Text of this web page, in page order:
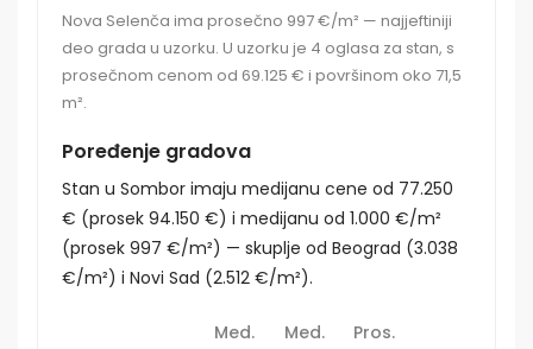
Nova Selenča ima prosečno 997 €/m² — najjeftiniji
deo grada u uzorku. U uzorku je 4 oglasa za stan, s
prosečnom cenom od 69.125 € i površinom oko 71,5
m².
Poređenje gradova
Stan u Sombor imaju medijanu cene od 77.250
€ (prosek 94.150 €) i medijanu od 1.000 €/m²
(prosek 997 €/m²) — skuplje od Beograd (3.038
€/m²) i Novi Sad (2.512 €/m²).
Med.
Med.
Pros.